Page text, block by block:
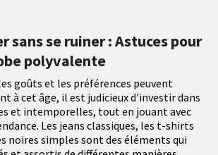
sans se ruiner : Astuces pour
polyvalente
goûts et les préférences peuvent
à cet âge, il est judicieux d'investir dans
et intemporelles, tout en jouant avec
Les jeans classiques, les t-shirts
noires simples sont des éléments qui